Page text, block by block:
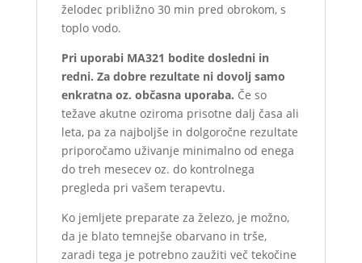
želodec približno 30 min pred obrokom, s
toplo vodo.
Pri uporabi MA321 bodite dosledni in
redni. Za dobre rezultate ni dovolj samo
enkratna oz. občasna uporaba. Če so
težave akutne oziroma prisotne dalj časa ali
leta, pa za najboljše in dolgoročne rezultate
priporočamo uživanje minimalno od enega
do treh mesecev oz. do kontrolnega
pregleda pri vašem terapevtu.
Ko jemljete preparate za železo, je možno,
da je blato temnejše obarvano in trše,
zaradi tega je potrebno zaužiti več tekočine